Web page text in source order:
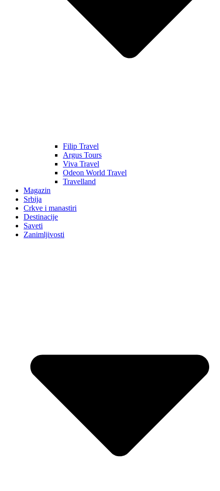
Filip Travel
Argus Tours
Viva Travel
Odeon World Travel
Travelland
Magazin
Srbija
Crkve i manastiri
Destinacije
Saveti
Zanimljivosti